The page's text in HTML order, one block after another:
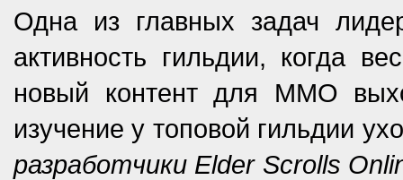
Одна из главных задач
активность гильдии, когда
новый контент для ММО
изучение у топовой гильдии
разработчики Elder Scrolls